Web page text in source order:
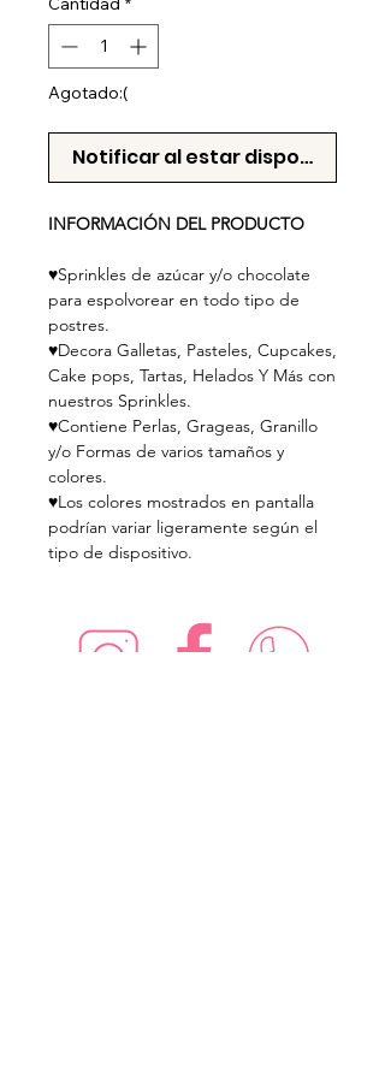
Agotado:(
Notificar al estar disponible
INFORMACIÓN DEL PRODUCTO
♥Sprinkles de azúcar y/o chocolate
para espolvorear en todo tipo de
postres.
♥Decora Galletas, Pasteles, Cupcakes,
Cake pops, Tartas, Helados Y Más con
nuestros Sprinkles.
♥Contiene Perlas, Grageas, Granillo
y/o Formas de varios tamaños y
colores.
♥Los colores mostrados en pantalla
podrían variar ligeramente según el
tipo de dispositivo.